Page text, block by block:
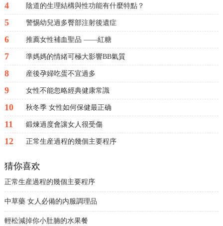
4 陰道的生理結構與性功能有什麼特點？
5 警惕幼兒過多臀部注射後遺症
6 推薦女性補血聖品 ——紅糖
7 準媽媽的情緒可極大影響BB氣質
8 産後孕婦吃蛋不宜過多
9 女性不能忽略經典健康常識
10 秋冬季 女性如何保健最正确
11 鍛煉過度會讓女人很受傷
12 正常生産過程的幾個主要程序
猜你喜欢
正常生産過程的幾個主要程序
中草藥 女人必備的内服調理品
輕松減掉你小肚腩的水果餐